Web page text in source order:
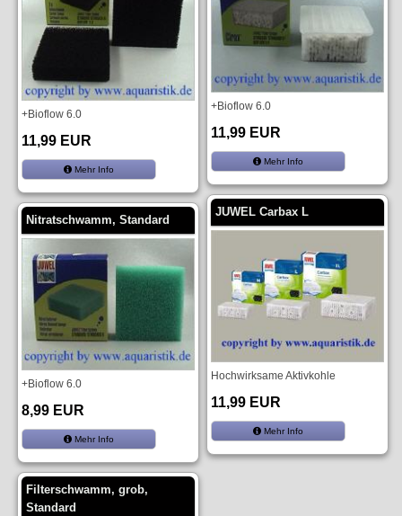
+Bioflow 6.0
11,99 EUR
Mehr Info
Nitratschwamm, Standard
+Bioflow 6.0
8,99 EUR
Mehr Info
Filterschwamm, grob,
Standard
+Bioflow 6.0
11,99 EUR
Mehr Info
JUWEL Carbax L
Hochwirksame Aktivkohle
11,99 EUR
Mehr Info